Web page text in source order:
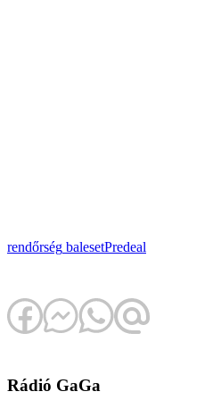
rendőrség balesetPredeal
Rádió GaGa